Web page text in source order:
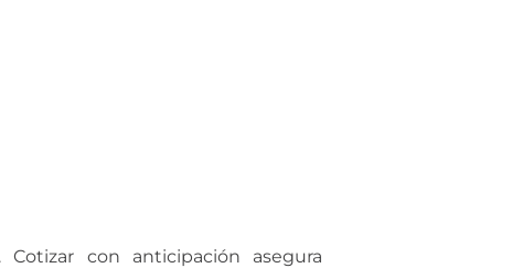
con anticipación asegura